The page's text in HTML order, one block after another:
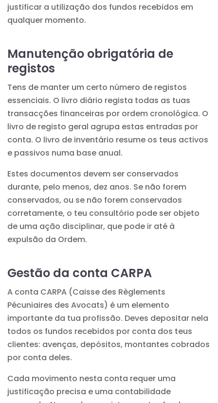
justificar a utilização dos fundos recebidos em
qualquer momento.
Manutenção obrigatória de
registos
Tens de manter um certo número de registos
essenciais. O livro diário regista todas as tuas
transacções financeiras por ordem cronológica. O
livro de registo geral agrupa estas entradas por
conta. O livro de inventário resume os teus activos
e passivos numa base anual.
Estes documentos devem ser conservados
durante, pelo menos, dez anos. Se não forem
conservados, ou se não forem conservados
corretamente, o teu consultório pode ser objeto
de uma ação disciplinar, que pode ir até à
expulsão da Ordem.
Gestão da conta CARPA
A conta CARPA (Caisse des Règlements
Pécuniaires des Avocats) é um elemento
importante da tua profissão. Deves depositar nela
todos os fundos recebidos por conta dos teus
clientes: avenças, depósitos, montantes cobrados
por conta deles.
Cada movimento nesta conta requer uma
justificação precisa e uma contabilidade